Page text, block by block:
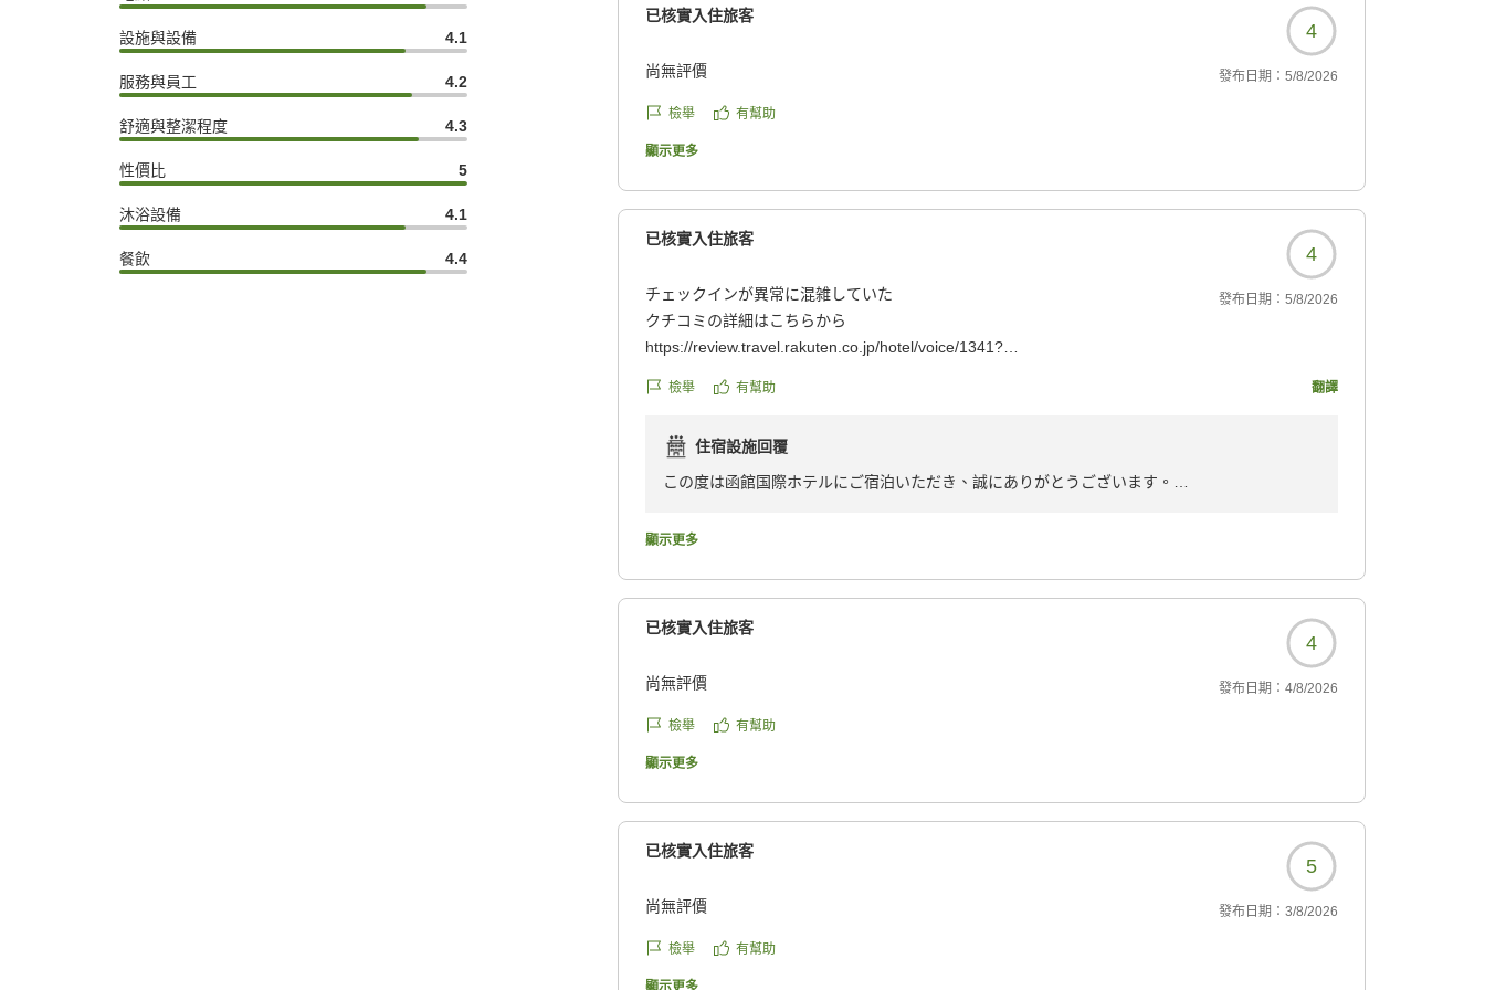
設施與設備 4.1
服務與員工 4.2
舒適與整潔程度 4.3
性價比 5
沐浴設備 4.1
餐飲 4.4
已核實入住旅客
4
尚無評價 發布日期： 5/8/2026
檢舉 有幫助
顯示更多
已核實入住旅客
4
チェックインが異常に混雑していた
クチコミの詳細はこちらから
https://review.travel.rakuten.co.jp/hotel/voice/1341?
發布日期： 5/8/2026
檢舉 有幫助 翻譯
住宿設施回覆
この度は函館国際ホテルにご宿泊いただき、誠にありがとうございます。
ましたこと、お詫び申し上げます。お客様から頂戴した貴重なご意見を真摯に受け止め、フロ
顯示更多
已核實入住旅客
4
尚無評價 發布日期： 4/8/2026
檢舉 有幫助
顯示更多
已核實入住旅客
5
尚無評價 發布日期： 3/8/2026
檢舉 有幫助
顯示更多